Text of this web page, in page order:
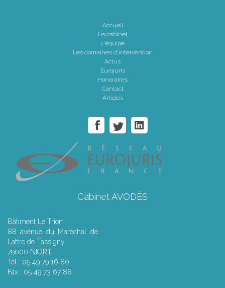
Accueil
Le cabinet
L'équipe
Les domaines d'intervention
Actus
Eurojuris
Honoraires
Contact
Articles
Cabinet AVODÈS
Bâtiment Le Trion
88 avenue du Maréchal de
Lattre de Tassigny
79000 NIORT
Tél : 05 49 79 16 80
Fax : 05 49 73 67 88